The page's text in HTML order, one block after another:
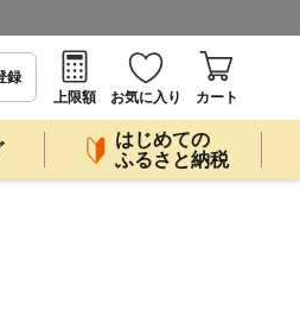
録
上限額
お気に入り カート
はじめての
ふるさと納税